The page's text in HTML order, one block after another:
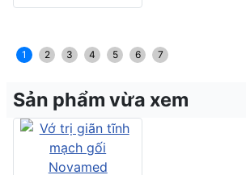
1 2 3 4 5 6 7
Sản phẩm vừa xem